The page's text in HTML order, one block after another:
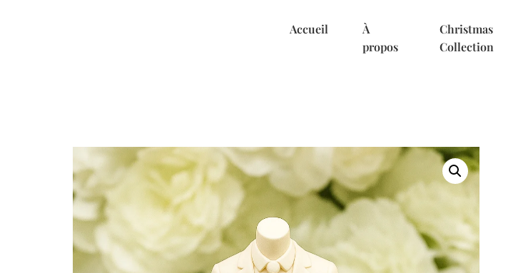
Accueil
À
propos
Christmas
Collection